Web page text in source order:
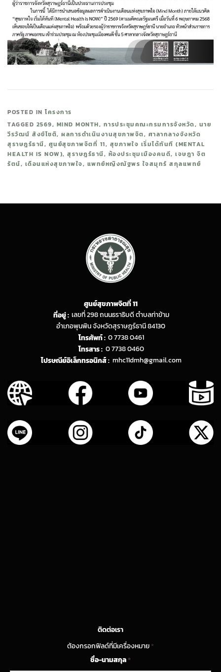
POSTED INโครงการ
TAGGED 2569, MIND MONTH, การประชุมคณะกรมการจังหวัด, นาย
วีรวัฒน์ สังข์โชติ, ผลการดำเนินงานสุขภาพจิต, ศาลากลางจังหวัด
สุราษฎร์ธานี, ศูนย์สุขภาพจิตที่ 11, สุขภาพใจ เริ่มได้ทันที (MENTAL
HEALTH IS NOW), สุราษฎร์ธานี, ห้องประชุมเมืองคนดี, เจษฎา จิต
รัตน์, เดือนแห่งสุขภาพใจ, แพทย์หญิงณัฐพร ใจสมุทร์ สกุลแพทย์
ศูนย์สุขภาพจิตที่ 11
ที่อยู่ : เลขที่ 298 ถนนธราธิบดี ตำบลท่าข้าม
อำเภอพุนพิน จังหวัดสุราษฎร์ธานี 84130
โทรศัพท์ : 0 7738 0461
โทรสาร : 0 7738 0460
ไปรษณีย์อิเล็กทรอนิกส์ : mhc11dmh@gmail.com
ติดต่อเรา
ต้องกรอกฟิลด์ที่มีเครื่องหมาย*
ชื่อ-นามสกุล*